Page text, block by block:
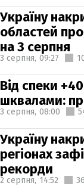
Україну
областей
на 3 серпня
3 серпня, 09:27
Від спеки
шквалами:
3 серпня, 08:00
Україну
регіонах
рекорди
2 серпня, 14:52